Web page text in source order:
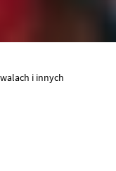
i innych